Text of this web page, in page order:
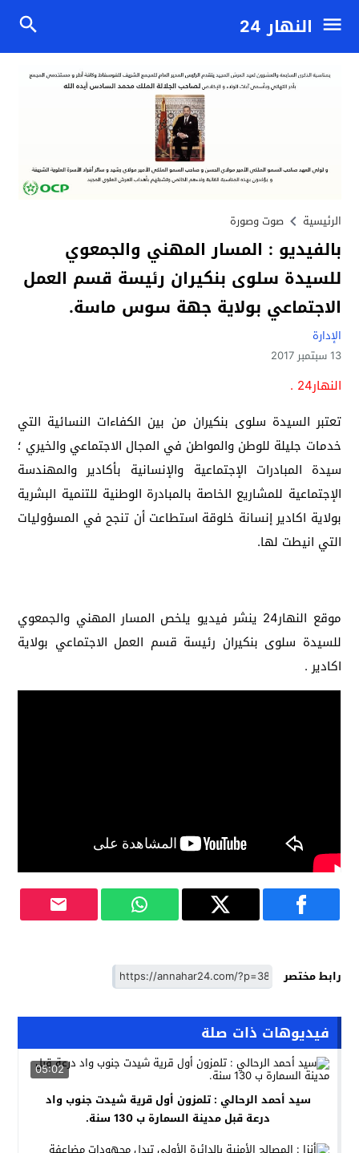
النهار 24
الرئيسية صوت وصورة
بالفيديو : المسار المهني والجمعوي
للسيدة سلوى بنكيران رئيسة قسم العمل
الاجتماعي بولاية جهة سوس ماسة.
الإدارة
13 سبتمبر 2017
النهار24 .
تعتبر السيدة سلوى بنكيران من بين الكفاءات النسائية التي
خدمات جليلة للوطن والمواطن في المجال الاجتماعي والخيري ؛
سيدة المبادرات الإجتماعية والإنسانية بأكادير والمهندسة
الإجتماعية للمشاريع الخاصة بالمبادرة الوطنية للتنمية البشرية
بولاية اكادير إنسانة خلوقة استطاعت أن تنجح في المسؤوليات
التي انيطت لها.
موقع النهار24 ينشر فيديو يلخص المسار المهني والجمعوي
للسيدة سلوى بنكيران رئيسة قسم العمل الاجتماعي بولاية
اكادير .
رابط مختصر
فيديوهات ذات صلة
05:02
سيد أحمد الرحالي : تلمزون أول قرية شيدت جنوب واد
درعة قبل مدينة السمارة ب 130 سنة.